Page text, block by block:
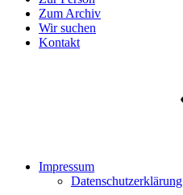
Zum Archiv
Wir suchen
Kontakt
Impressum
Datenschutzerklärung